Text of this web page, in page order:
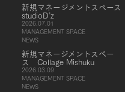
新規マネージメントスペース
studioD’z
2026.07.01
MANAGEMENT SPACE
NEWS
新規マネージメントスペー
ス Collage Mishuku
2026.03.09
MANAGEMENT SPACE
NEWS